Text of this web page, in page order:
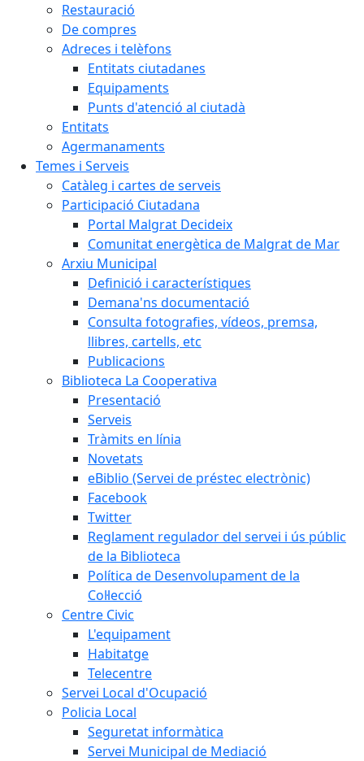
Restauració
De compres
Adreces i telèfons
Entitats ciutadanes
Equipaments
Punts d'atenció al ciutadà
Entitats
Agermanaments
Temes i Serveis
Catàleg i cartes de serveis
Participació Ciutadana
Portal Malgrat Decideix
Comunitat energètica de Malgrat de Mar
Arxiu Municipal
Definició i característiques
Demana'ns documentació
Consulta fotografies, vídeos, premsa,
llibres, cartells, etc
Publicacions
Biblioteca La Cooperativa
Presentació
Serveis
Tràmits en línia
Novetats
eBiblio (Servei de préstec electrònic)
Facebook
Twitter
Reglament regulador del servei i ús públic
de la Biblioteca
Política de Desenvolupament de la
Col·lecció
Centre Civic
L'equipament
Habitatge
Telecentre
Servei Local d'Ocupació
Policia Local
Seguretat informàtica
Servei Municipal de Mediació